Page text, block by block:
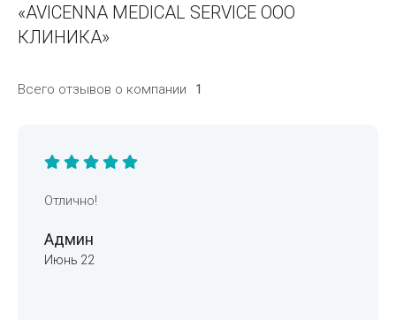
«AVICENNA MEDICAL SERVICE ООО
КЛИНИКА»
Всего отзывов о компании 1
Отлично!
Админ
Июнь 22